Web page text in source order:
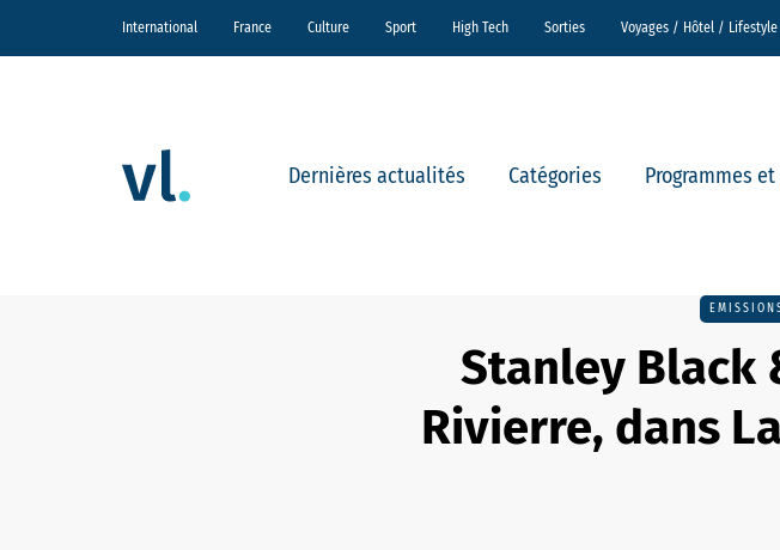
International France Culture Sport High Tech Sorties Voyages / Hôtel / Lifestyle
Dernières actualités Catégories Programmes
Stanley Black
Rivierre, dans